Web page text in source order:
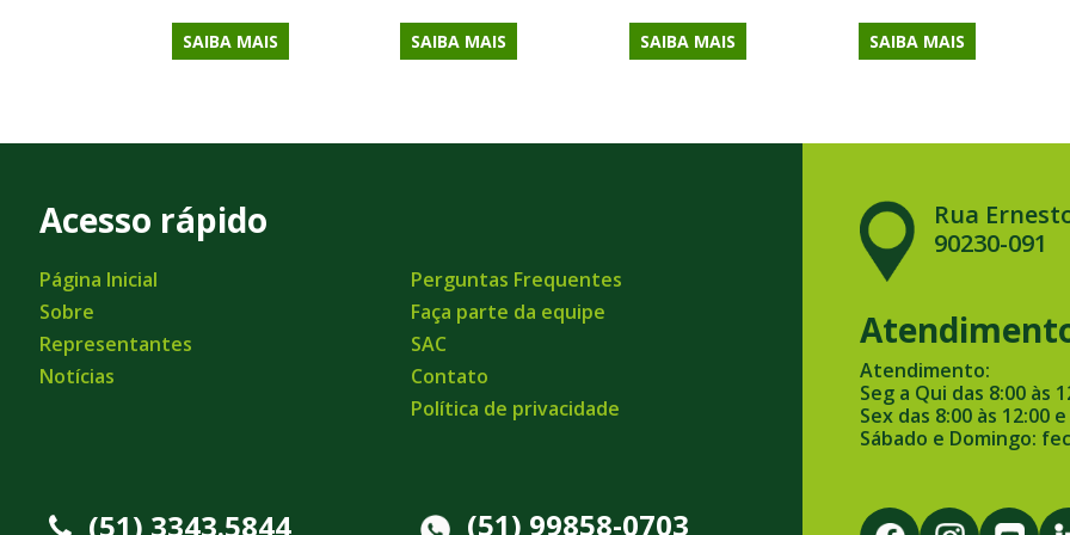
SAIBA MAIS SAIBA MAIS SAIBA MAIS SAIBA MAIS
Acesso rápido
Página Inicial
Sobre
Representantes
Notícias
Perguntas Frequentes
Faça parte da equipe
SAC
Contato
Política de privacidade
(51) 3343.5844 (51) 99858-0703
Rua
90230-091
Atendimento:
Seg a Qui das 8:00 às
Sex das 8:00 às 12:00
Sábado e Domingo: